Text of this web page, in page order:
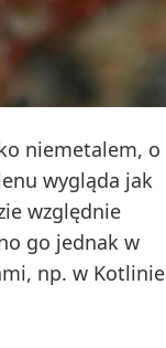
niemetalem, o
wygląda jak
względnie
go jednak w
np. w Kotlinie